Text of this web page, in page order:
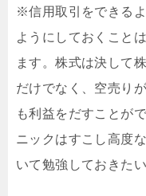
※信用取引をできる
ようにしておくこと
ます。株式は決して
だけでなく、空売り
も利益をだすことが
ニックはすこし高度
いて勉強しておきた